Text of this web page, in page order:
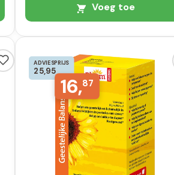
Voeg toe
ADVIESPRIJS
25,95
16,87